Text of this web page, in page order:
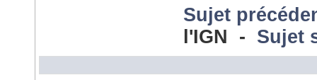
Sujet
l'IGN - Sujet